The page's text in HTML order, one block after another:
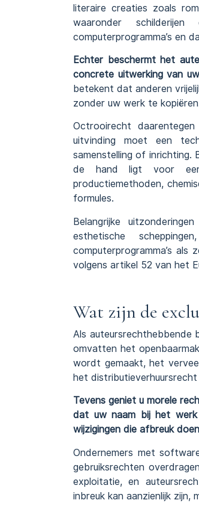
literaire creaties zoals
waaronder
computerprogramma’s en
Echter beschermt het
concrete uitwerking van
betekent dat anderen
zonder uw werk te
Octrooirecht
uitvinding moet een
samenstelling of
de hand ligt voor een
productiemethoden,
formules.
Belangrijke
esthetische
computerprogramma’s
volgens artikel 52 van het
Wat zijn de
Als auteursrechthebbende
omvatten het
wordt gemaakt, het
het
Tevens geniet u morele
dat uw naam bij het
wijzigingen die afbreuk
Ondernemers met
gebruiksrechten
exploitatie, en
inbreuk kan aanzienlijk zijn,